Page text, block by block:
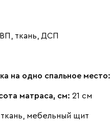
ткань, ДСП
на одно спальное место:
матраса, см: 21 см
ткань, мебельный щит